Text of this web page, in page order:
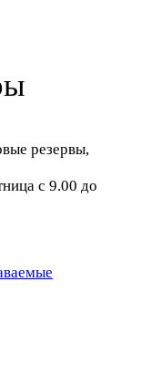
резервы,
с 9.00 до